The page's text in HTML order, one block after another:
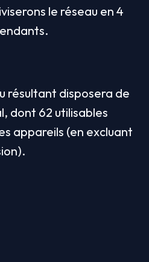
le réseau en 4
résultant disposera de
dont 62 utilisables
appareils (en excluant